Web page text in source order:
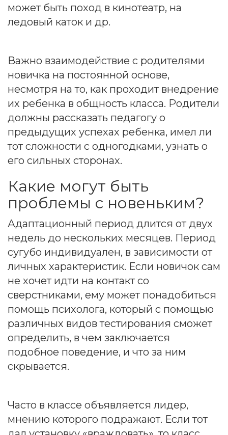
может быть поход в кинотеатр, на
ледовый каток и др.
Важно взаимодействие с родителями
новичка на постоянной основе,
несмотря на то, как проходит внедрение
их ребенка в общность класса. Родители
должны рассказать педагогу о
предыдущих успехах ребенка, имел ли
тот сложности с одногодками, узнать о
его сильных сторонах.
Какие могут быть
проблемы с новеньким?
Адаптационный период длится от двух
недель до нескольких месяцев. Период
сугубо индивидуален, в зависимости от
личных характеристик. Если новичок сам
не хочет идти на контакт со
сверстниками, ему может понадобиться
помощь психолога, который с помощью
различных видов тестирования сможет
определить, в чем заключается
подобное поведение, и что за ним
скрывается.
Часто в классе объявляется лидер,
мнению которого подражают. Если тот